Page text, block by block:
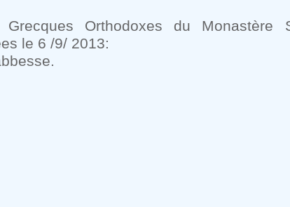
Grecques Orthodoxes du Monastère
le 6 /9/ 2013: